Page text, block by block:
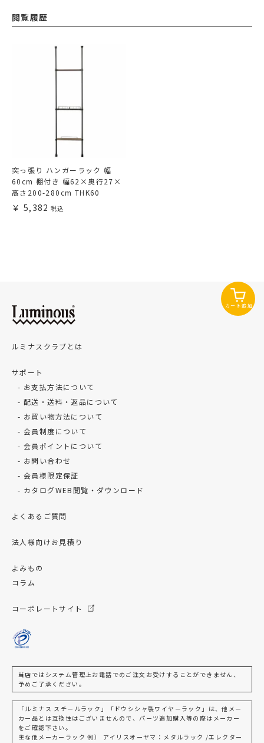
閲覧履歴
突っ張り ハンガーラック 幅
60cm 棚付き 幅62×奥行27×
高さ200-280cm THK60
5,382
カート追加
ルミナスクラブとは
サポート
お支払方法について
配送・送料・返品について
お買い物方法について
会員制度について
会員ポイントについて
お問い合わせ
会員様限定保証
カタログWEB閲覧・ダウンロード
よくあるご質問
法人様向けお見積り
よみもの
コラム
コーポレートサイト
当店ではシステム管理上お電話でのご注文お受けすることができません、
予めご了承ください。
「ルミナス スチールラック」「ドウシシャ製ワイヤーラック」は、他メー
カー品とは互換性はございませんので、パーツ追加購入等の際はメーカー
をご確認下さい。
主な他メーカーラック 例） アイリスオーヤマ：メタルラック /エレクター